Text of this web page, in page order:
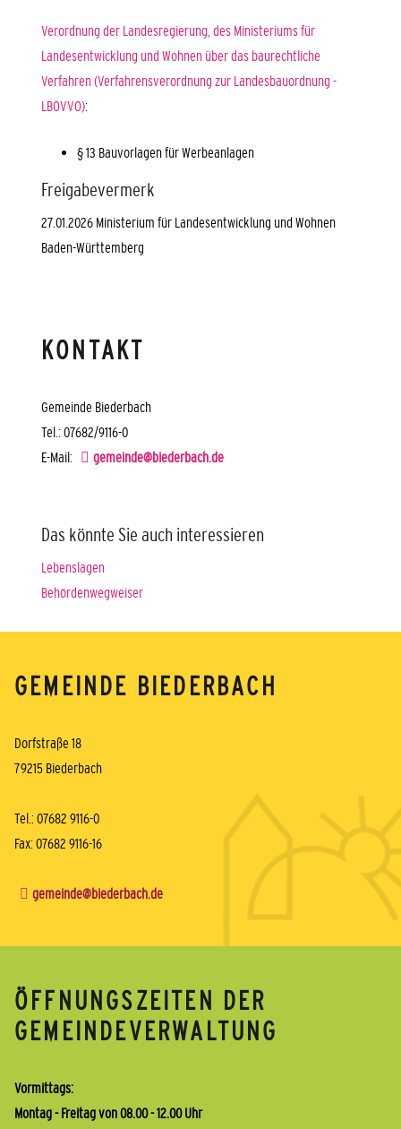
Verordnung der Landesregierung, des Ministeriums für
Landesentwicklung und Wohnen über das baurechtliche
Verfahren (Verfahrensverordnung zur Landesbauordnung -
LBOVVO):
§ 13 Bauvorlagen für Werbeanlagen
Freigabevermerk
27.01.2026 Ministerium für Landesentwicklung und Wohnen
Baden-Württemberg
KONTAKT
Gemeinde Biederbach
Tel.: 07682/9116-0
E-Mail:
gemeinde@biederbach.de
Das könnte Sie auch interessieren
Lebenslagen
Behördenwegweiser
GEMEINDE BIEDERBACH
Dorfstraße 18
79215 Biederbach
Tel.: 07682 9116-0
Fax: 07682 9116-16
gemeinde@biederbach.de
ÖFFNUNGSZEITEN DER
GEMEINDEVERWALTUNG
Vormittags:
Montag - Freitag von 08.00 - 12.00 Uhr